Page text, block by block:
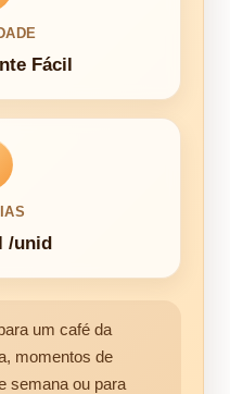
Fácil
/unid
um café da
momentos de
semana ou para